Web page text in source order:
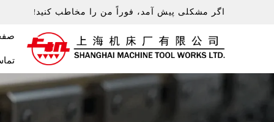
اگر مشکلی پیش آمد، فوراً من را مخاطب کنید!